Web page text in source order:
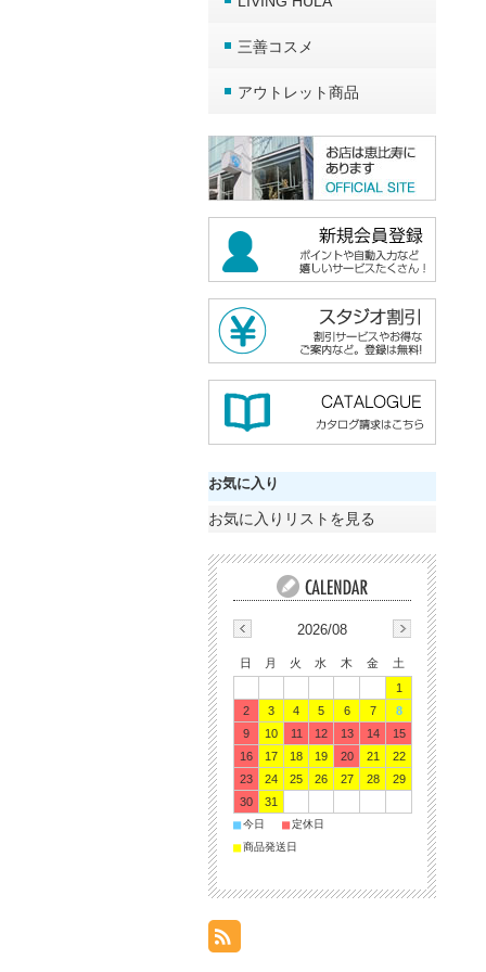
三善コスメ
アウトレット商品
お気に入り
お気に入りリストを見る
2026/08
日 月 火 水 木 金
土
1
2
3 4 5 6 7
8
9
10 11 12 13 14
15
16
17 18 19 20 21
22
23
24 25 26 27 28
29
30
31
■今日 ■定休日
■商品発送日